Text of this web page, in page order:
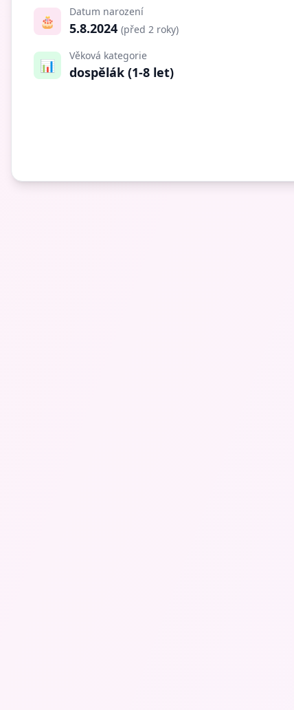
🎂
Datum narození
5.8.2024 (před 2 roky)
📊
Věková kategorie
dospělák (1-8 let)